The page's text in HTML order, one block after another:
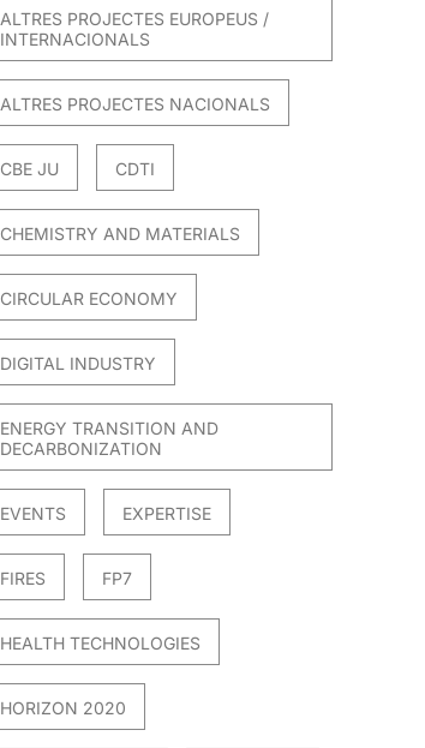
ALTRES PROJECTES EUROPEUS /
INTERNACIONALS
ALTRES PROJECTES NACIONALS
CBE JU CDTI
CHEMISTRY AND MATERIALS
CIRCULAR ECONOMY
DIGITAL INDUSTRY
ENERGY TRANSITION AND
DECARBONIZATION
EVENTS EXPERTISE
FIRES FP7
HEALTH TECHNOLOGIES
HORIZON 2020